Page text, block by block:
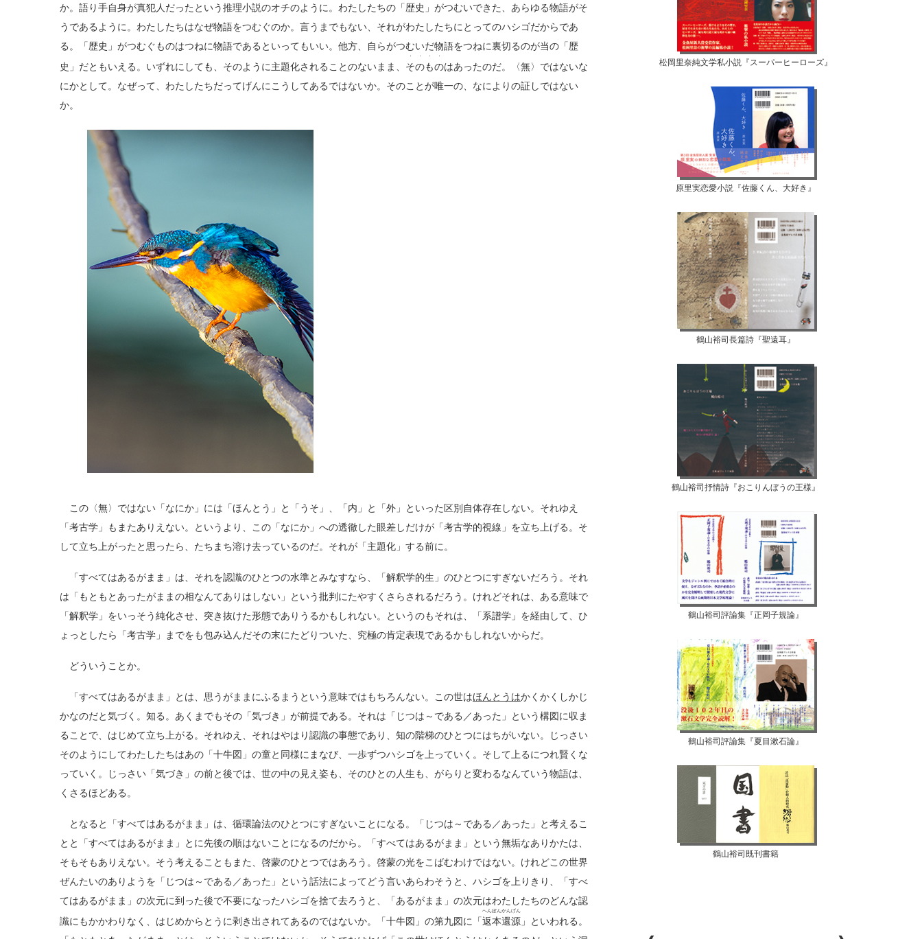
か。語り手自身が真犯人だったという推理小説のオチのように。わたしたちの「歴史」がつむいできた、あらゆる物語がそ
うであるように。わたしたちはなぜ物語をつむぐのか。言うまでもない、それがわたしたちにとってのハシゴだからであ
る。「歴史」がつむぐものはつねに物語であるといってもいい。他方、自らがつむいだ物語をつねに裏切るのが当の「歴
史」だともいえる。いずれにしても、そのように主題化されることのないまま、 そのもの
・・・・
はあったのだ。〈無〉ではないな
にかとして。なぜって、わたしたちだってげんにこうしてあるではないか。そのことが唯一の、なによりの証しではない
か。
この〈無〉ではない「なにか」には「ほんとう」と「うそ」、「内」と「外」といった区別自体存在しない。それゆえ
「考古学」もまたありえない。というより、この「なにか」への透徹した眼差しだけが「考古学的視線」を立ち上げる。そ
して立ち上がったと思ったら、たちまち溶け去っているのだ。それが「主題化」する前に。
「すべてはあるがまま」は、それを認識のひとつの水準とみなすなら、「解釈学的生」のひとつにすぎないだろう。それ
は「もともとあったがままの相なんてありはしない」という批判にたやすくさらされるだろう。けれどそれは、ある意味で
「解釈学」をいっそう純化させ、突き抜けた形態でありうるかもしれない。というのもそれは、「系譜学」を経由して、ひ
ょっとしたら「考古学」までをも包み込んだその末にたどりついた、究極の肯定表現であるかもしれないからだ。
どういうことか。
「すべてはあるがまま」とは、思うがままにふるまうという意味ではもちろんない。この世はほんとうはかくかくしかじ
かなのだと気づく。知る。あくまでもその「気づき」が前提である。それは「じつは～である／あった」という構図に収ま
ることで、はじめて立ち上がる。それゆえ、それはやはり認識の事態であり、知の階梯のひとつにはちがいない。じっさい
そのようにしてわたしたちはあの「十牛図」の童と同様にまなび、一歩ずつハシゴを上っていく。そして上るにつれ賢くな
っていく。じっさい「気づき」の前と後では、世の中の見え姿も、そのひとの人生も、がらりと変わるなんていう物語は、
くさるほどある。
となると「すべてはあるがまま」は、循環論法のひとつにすぎないことになる。「じつは～である／あった」と考えるこ
とと「すべてはあるがまま」とに先後の順はないことになるのだから。「すべてはあるがまま」という無垢なありかたは、
そもそもありえない。そう考えることもまた、啓蒙のひとつではあろう。啓蒙の光をこばむわけではない。けれどこの世界
ぜんたいのありようを「じつは～である／あった」という話法によってどう言いあらわそうと、ハシゴを上りきり、「すべ
てはあるがまま」の次元に到った後で不要になったハシゴを捨て去ろうと、「あるがまま」の次元はわたしたちのどんな認
識にもかかわりなく、はじめからとうに剥き出されてあるのではないか。「十牛図」の第九図に「返本還源
へんぽんかんげん
」といわれる。
松岡里奈純文学私小説『スーパーヒーローズ』
原里実恋愛小説『佐藤くん、大好き』
鶴山裕司長篇詩『聖遠耳』
鶴山裕司抒情詩『おこりんぼうの王様』
鶴山裕司評論集『正岡子規論』
鶴山裕司評論集『夏目漱石論』
鶴山裕司既刊書籍